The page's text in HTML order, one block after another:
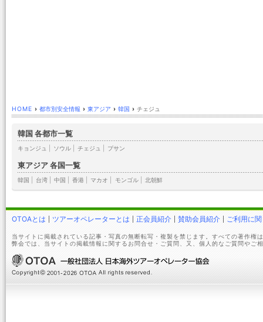
HOME › 都市別安全情報 › 東アジア › 韓国 › チェジュ
韓国 各都市一覧
キョンジュ ソウル チェジュ プサン
東アジア 各国一覧
韓国 台湾 中国 香港 マカオ モンゴル| 北朝鮮
OTOAとは ツアーオペレーターとは 正会員紹介 賛助会員紹介 ご利用に
当サイトに掲載されている記事・写真の無断転写・複製を禁じます。すべての著作権
弊会では、当サイトの掲載情報に関するお問合せ・ご質問、又、個人的なご質問やご